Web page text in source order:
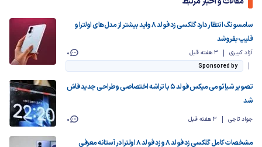
سامسونگ انتظار دارد گلکسی زد فولد ۸ واید بیشتر از مدل‌های اولترا و
فلیپ بفروشد
آزاد کبیری 3 هفته قبل
0
Sponsored by
تصویر شیائومی میکس فولد ۵ با تراشه اختصاصی و طراحی جدید فاش
شد
جواد تاجی 3 هفته قبل 0
مشخصات کامل گلکسی زد فولد ۸ و زد فولد ۸ اولترا در آستانه معرفی